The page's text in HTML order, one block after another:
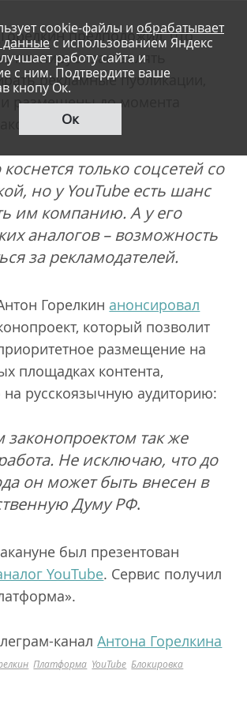
предположил, что
планирует заставлять
рекламные публикации,
размещены до момента
в силу.
только соцсетей со
но у YouTube есть шанс
им компанию. А у его
аналогов – возможность
за рекламодателей.
Горелкин анонсировал
который позволит
размещение на
площадках контента,
на русскоязычную аудиторию:
законопроектом так же
Не исключаю, что до
он может быть внесен в
Думу РФ.
был презентован
YouTube. Сервис получил
каналАнтона Горелкина
Платформа YouTube Блокировка
cookie-файлы и обрабатывает
данные с использованием Яндекс
работу сайта и
с ним. Подтвердите ваше
кнопу Ок.
Ок